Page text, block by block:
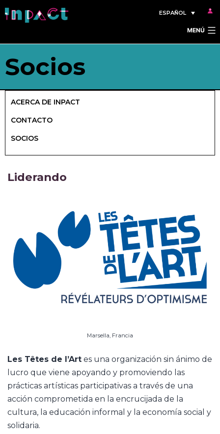
Saltar
al
ESPAÑOL
MENÚ
Socios
Liderando
Marsella, Francia
Les Têtes de l’Art es una organización sin ánimo de
lucro que viene apoyando y promoviendo las
prácticas artísticas participativas a través de una
acción comprometida en la encrucijada de la
cultura, la educación informal y la economía social y
solidaria.
ACERCA DE INPACT
CONTACTO
SOCIOS